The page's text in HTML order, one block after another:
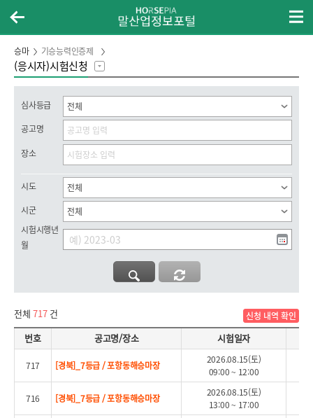
승마 기승능력인증제
(응시자)시험신청
심사등급
공고명
장소
시도
시군
시험시행년
월
전체717건 신청 내역 확인
기승능력인증원서접수 리스트
번호 공고명/장소 시험일자
717 [경북]_7등급 / 포항동해승마장
2026.08.15(토)
09:00 ~ 12:00
716 [경북]_7등급 / 포항동해승마장
2026.08.15(토)
13:00 ~ 17:00